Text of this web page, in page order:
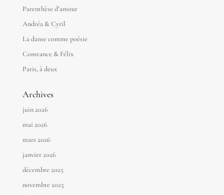
Parenthèse d’amour
Andréa & Cyril
La danse comme poésie
Constance & Félix
Paris, à deux
Archives
juin 2026
mai 2026
mars 2026
janvier 2026
décembre 2025
novembre 2025